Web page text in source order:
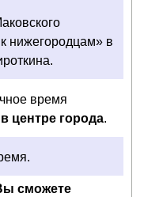
нижегородцам» в
время
в центре города.
сможете